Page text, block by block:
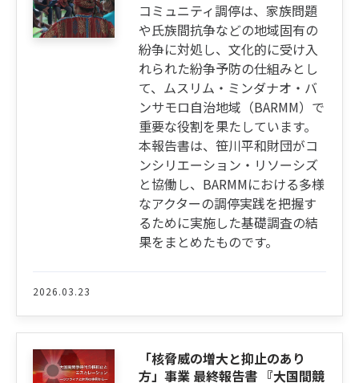
コミュニティ調停は、家族問題
や氏族間抗争などの地域固有の
紛争に対処し、文化的に受け入
れられた紛争予防の仕組みとし
て、ムスリム・ミンダナオ・バ
ンサモロ自治地域（BARMM）で
重要な役割を果たしています。
本報告書は、笹川平和財団がコ
ンシリエーション・リソーシズ
と協働し、BARMMにおける多様
なアクターの調停実践を把握す
るために実施した基礎調査の結
果をまとめたものです。
2026.03.23
「核脅威の増大と抑止のあり
方」事業 最終報告書 『大国間競